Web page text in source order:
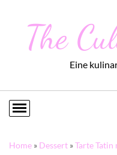
The
Eine
Home » Dessert »Tarte